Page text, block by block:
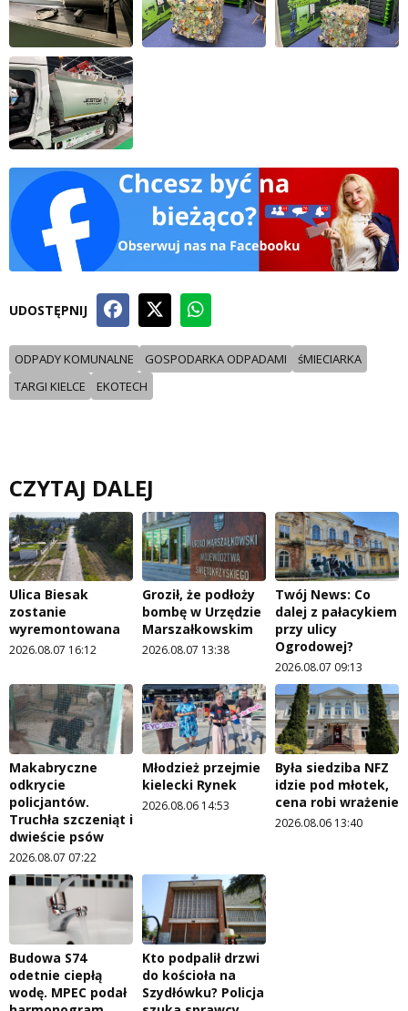
UDOSTĘPNIJ
ODPADY KOMUNALNE GOSPODARKA ODPADAMI
śMIECIARKA
TARGI KIELCE
EKOTECH
CZYTAJ DALEJ
Ulica Biesak
zostanie
wyremontowana
2026.08.07 16:12
Groził, że podłoży
bombę w Urzędzie
Marszałkowskim
2026.08.07 13:38
Twój News: Co
dalej z pałacykiem
przy ulicy
Ogrodowej?
2026.08.07 09:13
Makabryczne
odkrycie
policjantów.
Truchła szczeniąt i
dwieście psów
2026.08.07 07:22
Młodzież przejmie
kielecki Rynek
2026.08.06 14:53
Była siedziba NFZ
idzie pod młotek,
cena robi wrażenie
2026.08.06 13:40
Budowa S74
odetnie ciepłą
wodę. MPEC podał
Kto podpalił drzwi
do kościoła na
Szydłówku? Policja